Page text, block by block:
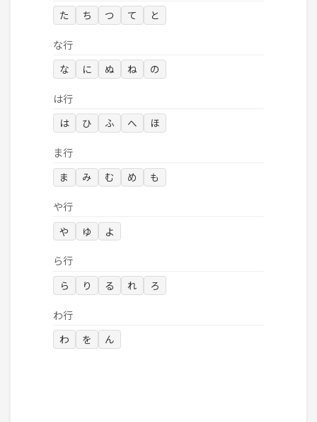
た ち つ て と
な行
な に ぬ ね の
は行
は ひ ふ へ ほ
ま行
ま み む め も
や行
や ゆ よ
ら行
ら り る れ ろ
わ行
わ を ん